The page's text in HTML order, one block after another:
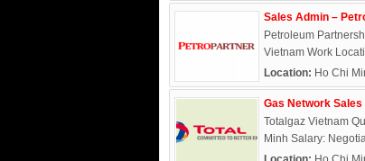
Sales Admin –
Petroleum
Vietnam Work
Location: Ho Chi
Gas Network
Totalgaz Vietnam
Minh Salary: